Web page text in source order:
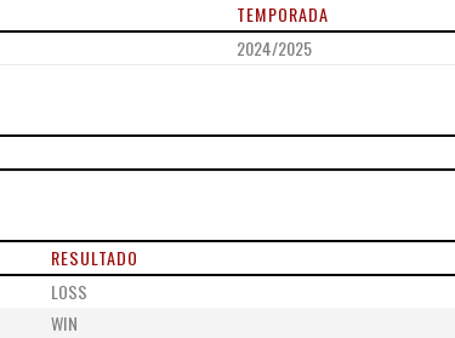
TEMPORADA
2024/2025
RESULTADO
LOSS
WIN